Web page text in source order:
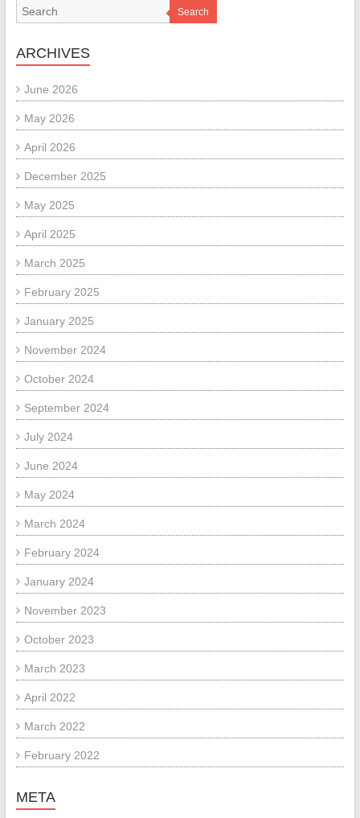
Search
ARCHIVES
June 2026
May 2026
April 2026
December 2025
May 2025
April 2025
March 2025
February 2025
January 2025
November 2024
October 2024
September 2024
July 2024
June 2024
May 2024
March 2024
February 2024
January 2024
November 2023
October 2023
March 2023
April 2022
March 2022
February 2022
META